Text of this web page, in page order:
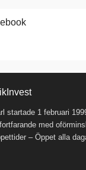
startade 1 februari
med
– Öppet alla